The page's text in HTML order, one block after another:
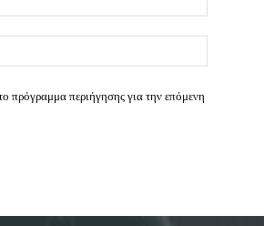
πρόγραμμα περιήγησης για την επόμενη